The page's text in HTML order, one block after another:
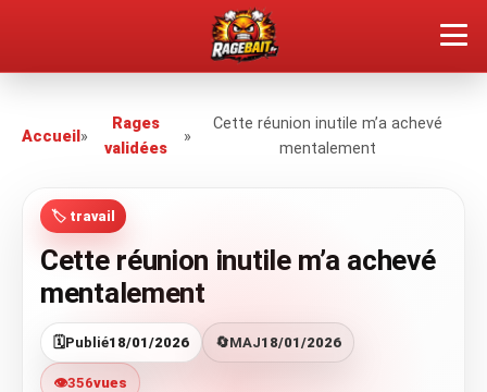
SOUMETTRE SA RAGE
ÇA FAIT RÉAGIR
🔥 VOIR LE BUZZ
Accueil »
Rages
validées
»
Cette réunion inutile m’a achevé
mentalement
🏷️ travail
Cette réunion inutile m’a achevé
mentalement
🗓️Publié18/01/2026 🔄MAJ18/01/2026
👁️356vues